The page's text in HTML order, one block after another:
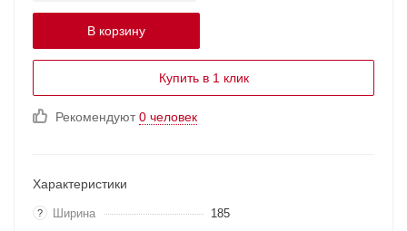
В корзину
Купить в 1 клик
Рекомендуют0 человек
Характеристики
? Ширина 185